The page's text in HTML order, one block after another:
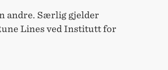
andre. Særlig gjelder
Lines ved Institutt for